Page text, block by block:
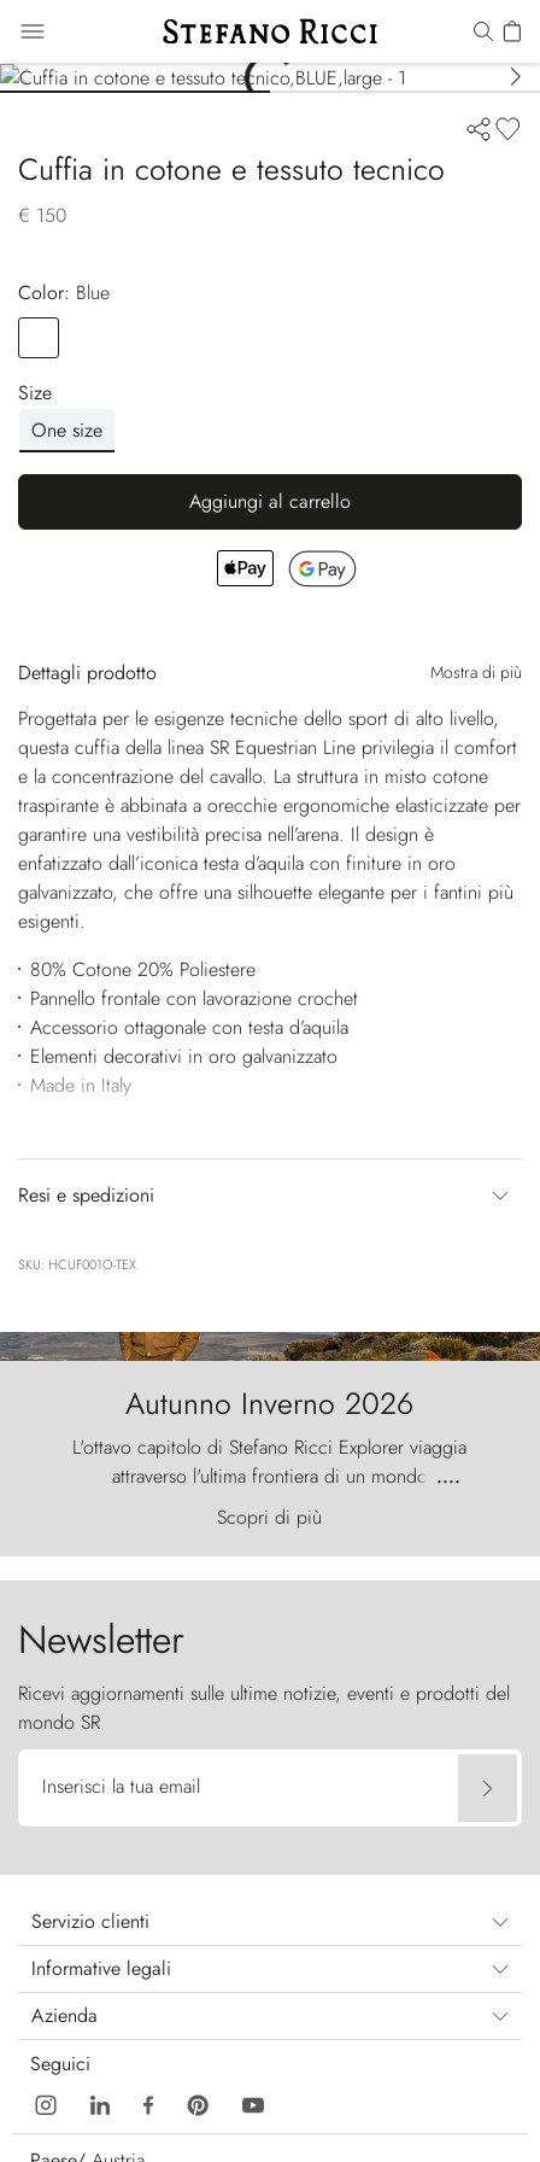
Cuffia in cotone e tessuto tecnico
€ 150
Color:
blue
Size
One size
Aggiungi al carrello
Dettagli prodotto Mostra di più
Progettata per le esigenze tecniche dello sport di alto livello,
questa cuffia della linea SR Equestrian Line privilegia il comfort
e la concentrazione del cavallo. La struttura in misto cotone
traspirante è abbinata a orecchie ergonomiche elasticizzate per
garantire una vestibilità precisa nell’arena. Il design è
enfatizzato dall’iconica testa d’aquila con finiture in oro
galvanizzato, che offre una silhouette elegante per i fantini più
esigenti.
80% Cotone 20% Poliestere
Pannello frontale con lavorazione crochet
Accessorio ottagonale con testa d’aquila
Elementi decorativi in oro galvanizzato
Made in Italy
Resi e spedizioni
SKU: HCUF001O-TEX
Autunno Inverno 2026
L'ottavo capitolo di Stefano Ricci Explorer viaggia
attraverso l'ultima frontiera di un mondo
primordiale, dove il vento scolpisce la natura con
furia ancestrale e le Torres del Paine sfidano il
cielo come sentinelle di pietra.
....
Scopri di più
Newsletter
Ricevi aggiornamenti sulle ultime notizie, eventi e prodotti del
mondo SR
Inserisci la tua email
Servizio clienti
Informative legali
Azienda
Seguici